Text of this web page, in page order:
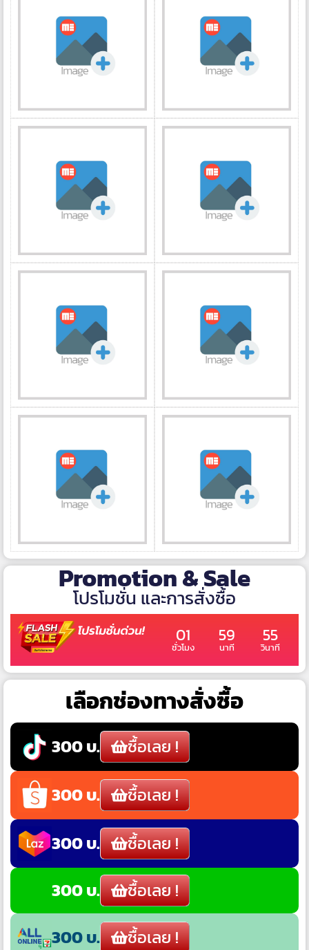
Promotion & Sale
โปรโมชั่น และการสั่งซื้อ
01
ชั่วโมง
59
นาที
54
วินาที
เลือกช่องทางสั่งซื้อ
300 บ.
ซื้อเลย !
300 บ.
ซื้อเลย !
300 บ.
ซื้อเลย !
300 บ.
ซื้อเลย !
300 บ.
ซื้อเลย !